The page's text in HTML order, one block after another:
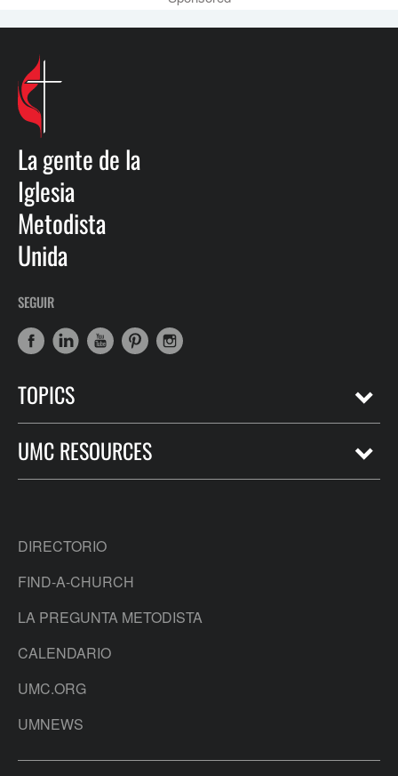
La gente de la
Iglesia
Metodista
Unida
SEGUIR
TOPICS
UMC RESOURCES
DIRECTORIO
FIND-A-CHURCH
LA PREGUNTA METODISTA
CALENDARIO
UMC.ORG
UMNEWS